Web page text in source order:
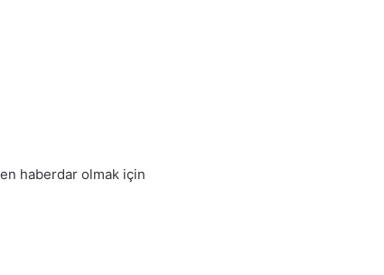
haberdar olmak için